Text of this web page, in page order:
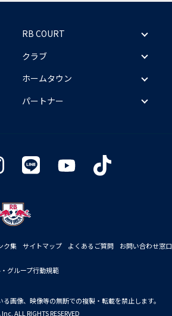
RB COURT
クラブ
ホームタウン
パートナー
ク集 サイトマップ よくあるご質問 お問い合わせ窓口
グループ行動規範
画像、映像等の無断での複製・転載を禁止します。
ALL RIGHTS RESERVED